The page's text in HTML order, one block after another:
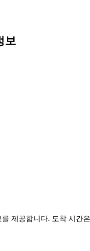
보
제공합니다. 도착 시간